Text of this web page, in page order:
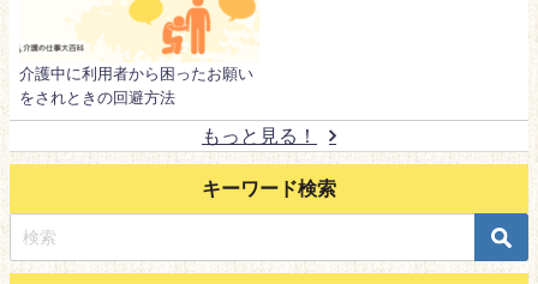
介護中に利用者から困ったお願い
をされときの回避方法
もっと見る！
キーワード検索